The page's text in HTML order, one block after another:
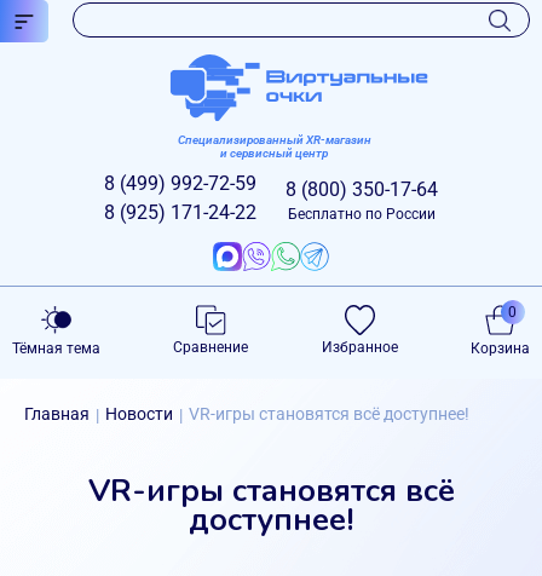
Специализированный XR-магазин
и сервисный центр
8 (499) 992-72-59
8 (925) 171-24-22
8 (800) 350-17-64
Бесплатно по России
Тёмная тема Сравнение Избранное Корзина
0
Главная | Новости | VR-игры становятся всё доступнее!
VR-игры становятся всё
доступнее!